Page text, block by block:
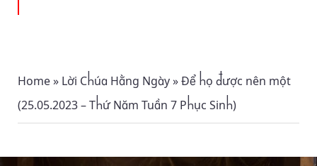
Home» Lời Chúa Hằng Ngày» Để họ được nên một
(25.05.2023 – Thứ Năm Tuần 7 Phục Sinh)